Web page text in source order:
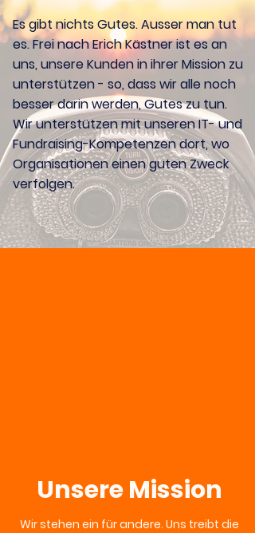
Es gibt nichts Gutes. Ausser man tut
es. Frei nach Erich Kästner ist es an
uns, unsere Kunden in ihrer Mission zu
unterstützen - so, dass wir alle noch
besser darin werden, Gutes zu tun.
Wir unterstützen mit unseren IT- und
Fundraising-Kompetenzen dort, wo
Organisationen einen guten Zweck
verfolgen.
Unsere Mission
Wir stehen ein für andere. Uns treibt die